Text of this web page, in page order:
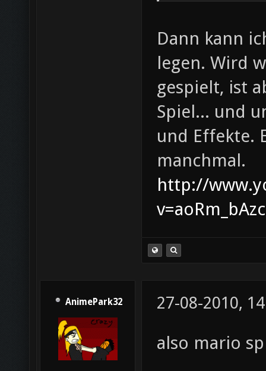
Dann kann
legen. Wird
gespielt, ist
Spiel... und
und Effekte.
manchmal.
http://
AnimePark32 27-08-2010,
also mario